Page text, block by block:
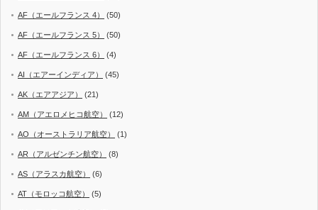
AF（エールフランス 4） (50)
AF（エールフランス 5） (50)
AF（エールフランス 6） (4)
AI（エアーインディア） (45)
AK（エアアジア） (21)
AM（アエロメヒコ航空） (12)
AO（オーストラリア航空） (1)
AR（アルゼンチン航空） (8)
AS（アラスカ航空） (6)
AT（モロッコ航空） (5)